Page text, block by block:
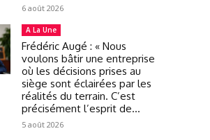
6 août 2026
A La Une
Frédéric Augé : « Nous
voulons bâtir une entreprise
où les décisions prises au
siège sont éclairées par les
réalités du terrain. C’est
précisément l’esprit de...
5 août 2026